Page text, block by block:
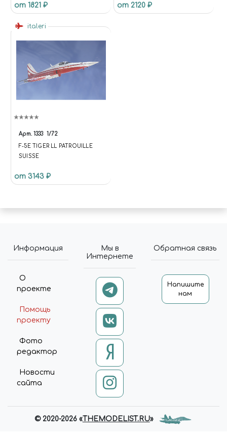
МЕДИЦИНСКОЙ СЛУЖБЫ
(1:35)
от 1821 ₽ от 2120 ₽
italeri
Арт. 1333 1/72
F-5E TIGER LL PATROUILLE
SUISSE
от 3143 ₽
Информация
О
проекте
Помощь
проекту
Фото
редактор
Новости
сайта
Мы в
Интернете
Обратная связь
Напишите
нам
© 2020-2026 «THEMODELIST.RU»